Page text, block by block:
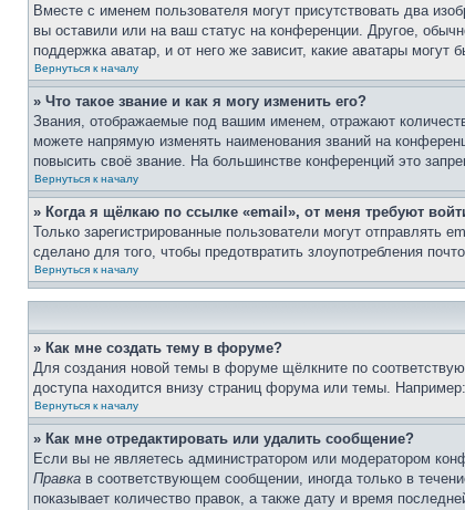
Вместе с именем пользователя могут присутствовать два
вы оставили или на ваш статус на конференции. Другое,
поддержка аватар, и от него же зависит, какие аватары
Вернуться к началу
» Что такое звание и как я могу изменить его?
Звания, отображаемые под вашим именем, отражают
можете напрямую изменять наименования званий на
повысить своё звание. На большинстве конференций это
Вернуться к началу
» Когда я щёлкаю по ссылке «email», от меня требуют
Только зарегистрированные пользователи могут
сделано для того, чтобы предотвратить злоупотребления
Вернуться к началу
» Как мне создать тему в форуме?
Для создания новой темы в форуме щёлкните по
доступа находится внизу страниц форума или темы.
Вернуться к началу
» Как мне отредактировать или удалить сообщение?
Если вы не являетесь администратором или модератором
Правка в соответствующем сообщении, иногда только в
показывает количество правок, а также дату и время